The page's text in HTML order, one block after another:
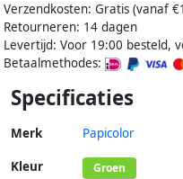
Verzendkosten: Gratis (vanaf
Retourneren: 14 dagen
Levertijd: Voor 19:00 besteld,
Betaalmethodes:
Specificaties
Merk Papicolor
Kleur Groen